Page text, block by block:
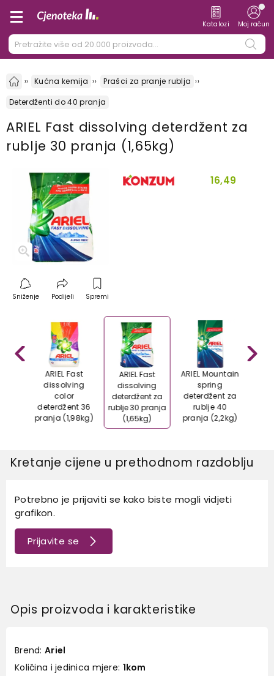
Katalozi Moj račun
Kućna kemija
Prašci za pranje rublja
Deterdženti do 40 pranja
ARIEL Fast dissolving deterdžent za
rublje 30 pranja (1,65kg)
Sniženje Podijeli Spremi
16,49
ARIEL Fast
dissolving
color
deterdžent 36
pranja (1,98kg)
ARIEL Fast
dissolving
deterdžent za
rublje 30 pranja
(1,65kg)
ARIEL Mountain
spring
deterdžent za
rublje 40
pranja (2,2kg)
Kretanje cijene u prethodnom razdoblju
Potrebno je prijaviti se kako biste mogli vidjeti
grafikon.
Prijavite se
Opis proizvoda i karakteristike
Brend: Ariel
Količina i jedinica mjere: 1kom